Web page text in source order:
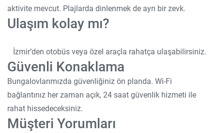
aktivite mevcut. Plajlarda dinlenmek de ayrı bir zevk.
Ulaşım kolay mı?
İzmir’den otobüs veya özel araçla rahatça ulaşabilirsiniz.
Güvenli Konaklama
Bungalovlarımızda güvenliğiniz ön planda. Wi-Fi
bağlantınız her zaman açık, 24 saat güvenlik hizmeti ile
rahat hissedeceksiniz.
Müşteri Yorumları